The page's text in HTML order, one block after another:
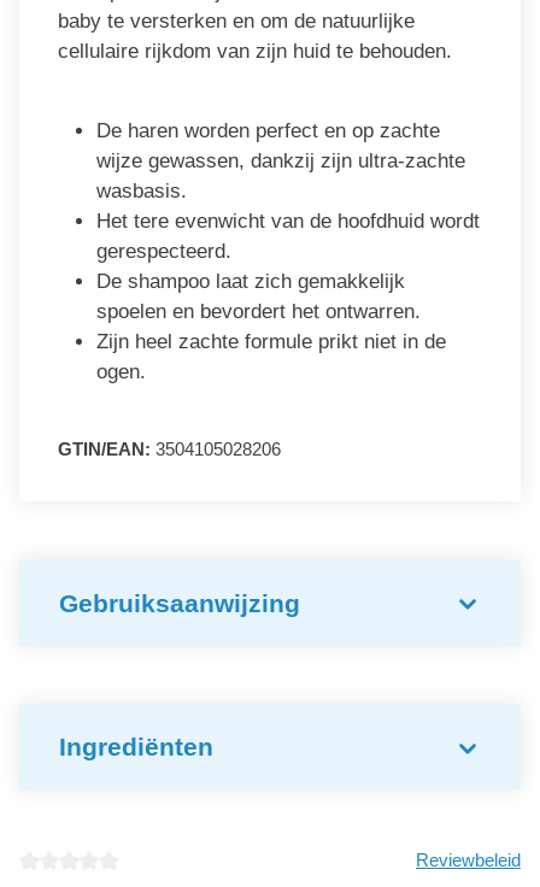
baby te versterken en om de natuurlijke
cellulaire rijkdom van zijn huid te behouden.
De haren worden perfect en op zachte
wijze gewassen, dankzij zijn ultra-zachte
wasbasis.
Het tere evenwicht van de hoofdhuid wordt
gerespecteerd.
De shampoo laat zich gemakkelijk
spoelen en bevordert het ontwarren.
Zijn heel zachte formule prikt niet in de
ogen.
GTIN/EAN: 3504105028206
Gebruiksaanwijzing
Ingrediënten
Reviewbeleid